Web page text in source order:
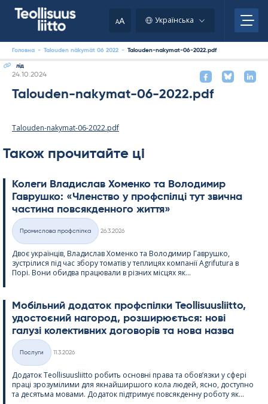
AA Українська
Головна - Talouden näkymät 06 2022 - Talouden-nakymat-06-2022.pdf
лід
Kirjoitettu
24.10.2024
Talouden-nakymat-06-2022.pdf
Talouden-nakymat-06-2022.pdf
Також прочитайте ці
Колеги Владислав Хоменко та Володимир
Гаврушко: «Членство у профспілці тут звична
частина повсякденного життя»
Категорії
Промислова профспілка
26.3.2026
Двоє українців, Владислав Хоменко та Володимир Гаврушко,
зустрілися під час збору томатів у теплицях компанії Agri­fu­tura в
Порі. Вони обидва працювали в різних місцях як...
Мобільний додаток профспілки Teol­li­suus­liitto,
удостоєний нагород, розширюється: нові
галузі колективних договорів та нова назва
Категорії
Послуги
11.3.2026
Додаток Teol­li­suus­liitto робить основні права та обов’язки у сфері
праці зрозумілими для якнайширшого кола людей, ясно, доступно
та десятьма мовами. Додаток підтримує повсякденну роботу як...